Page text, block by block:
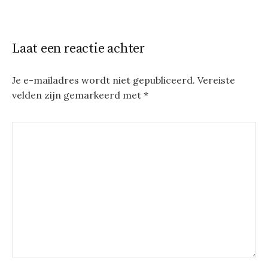
Laat een reactie achter
Je e-mailadres wordt niet gepubliceerd. Vereiste
velden zijn gemarkeerd met *